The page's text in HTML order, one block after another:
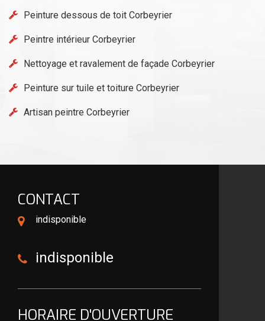
Peinture dessous de toit Corbeyrier
Peintre intérieur Corbeyrier
Nettoyage et ravalement de façade Corbeyrier
Peinture sur tuile et toiture Corbeyrier
Artisan peintre Corbeyrier
CONTACT
indisponible
indisponible
HORAIRE D'OUVERTURE